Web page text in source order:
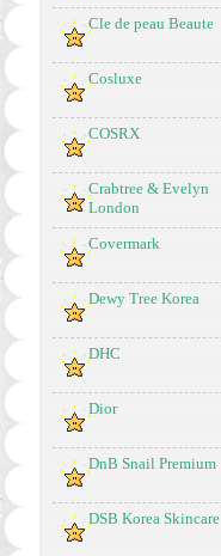
Cle de peau Beaute
Cosluxe
COSRX
Crabtree & Evelyn
London
Covermark
Dewy Tree Korea
DHC
Dior
DnB Snail Premium
DSB Korea Skincare